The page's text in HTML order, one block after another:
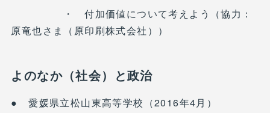
・ 付加価値について考えよう（協力：
原竜也さま（原印刷株式会社））
よのなか（社会）と政治
● 愛媛県立松山東高等学校（2016年4月）